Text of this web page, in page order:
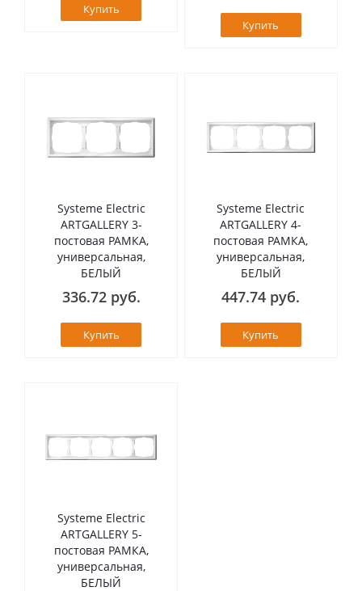
Купить
Купить
Systeme Electric
ARTGALLERY 3-
постовая РАМКА,
универсальная,
БЕЛЫЙ
336.72 руб.
Купить
Systeme Electric
ARTGALLERY 4-
постовая РАМКА,
универсальная,
БЕЛЫЙ
447.74 руб.
Купить
Systeme Electric
ARTGALLERY 5-
постовая РАМКА,
универсальная,
БЕЛЫЙ